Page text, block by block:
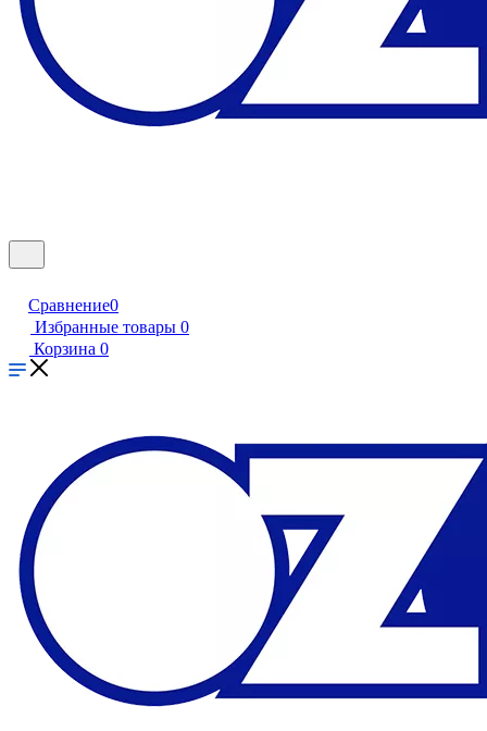
Сравнение0
Избранные товары 0
Корзина 0